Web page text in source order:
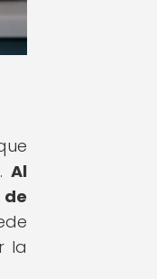
Al
la